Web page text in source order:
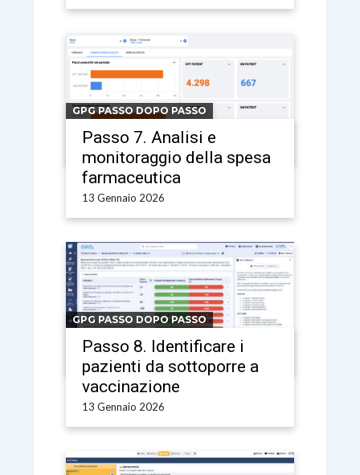
GPG PASSO DOPO PASSO
Passo 7. Analisi e
monitoraggio della spesa
farmaceutica
13 Gennaio 2026
GPG PASSO DOPO PASSO
Passo 8. Identificare i
pazienti da sottoporre a
vaccinazione
13 Gennaio 2026